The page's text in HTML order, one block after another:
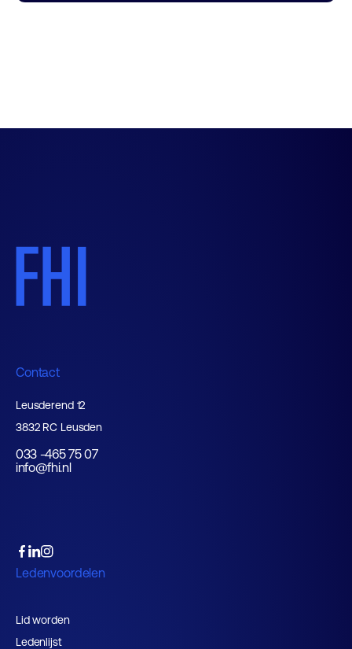
Contact
Leusderend 12
3832 RC Leusden
033 -465 75 07
info@fhi.nl
Ledenvoordelen
Lid worden
Ledenlijst